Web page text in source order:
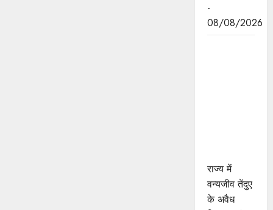
-
08/08/2026
राज्य में
वन्यजीव तेंदुए
के अवैध